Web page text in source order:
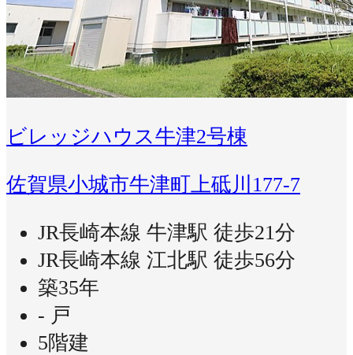
ビレッジハウス牛津2号棟
佐賀県小城市牛津町上砥川177-7
JR長崎本線 牛津駅 徒歩21分
JR長崎本線 江北駅 徒歩56分
築35年
- 戸
5階建